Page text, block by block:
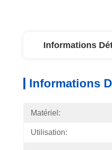
Informations
Informations
Matériel:
Utilisation: